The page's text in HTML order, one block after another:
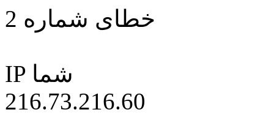
خطای شماره 2
IP شما
216.73.216.60